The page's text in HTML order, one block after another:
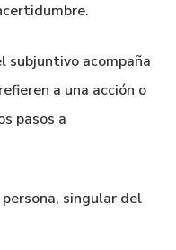
subjuntivo acompaña
a una acción o
pasos a
singular del